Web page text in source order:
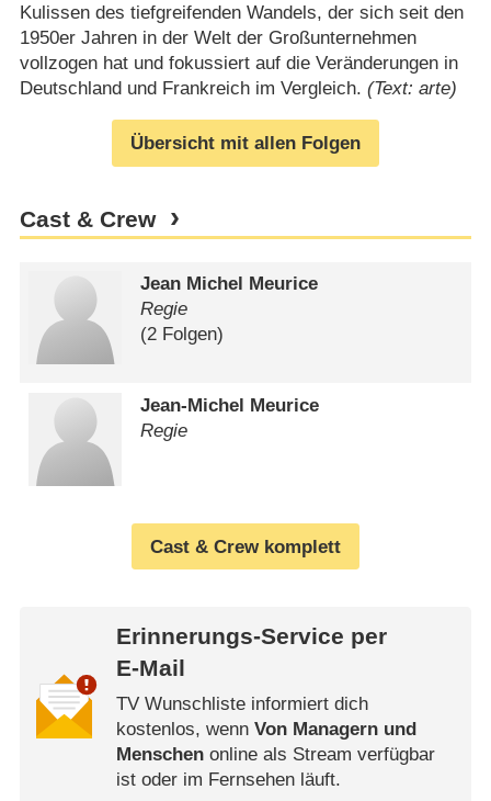
Kulissen des tiefgreifenden Wandels, der sich seit den
1950er Jahren in der Welt der Großunternehmen
vollzogen hat und fokussiert auf die Veränderungen in
Deutschland und Frankreich im Vergleich. (Text: arte)
Übersicht mit allen Folgen
Cast & Crew
Jean Michel Meurice
Regie
(2 Folgen)
Jean-Michel Meurice
Regie
Cast & Crew komplett
Erinnerungs-Service per
E-Mail
TV Wunschliste informiert dich
kostenlos, wenn Von Managern und
Menschenonline als Stream verfügbar
ist oder im Fernsehen läuft.